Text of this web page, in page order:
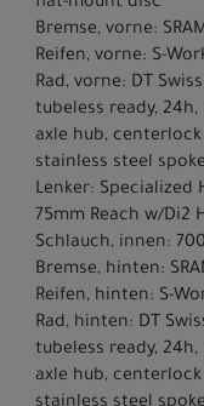
Bremse, vorne:
Reifen, vorne: S-
Rad, vorne: DT
tubeless ready,
axle hub, centerlock
stainless steel
Lenker: Specialized
75mm Reach w/Di2
Schlauch, innen:
Bremse, hinten:
Reifen, hinten: S-
Rad, hinten: DT
tubeless ready,
axle hub, centerlock